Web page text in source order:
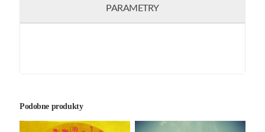
PARAMETRY
Podobne produkty